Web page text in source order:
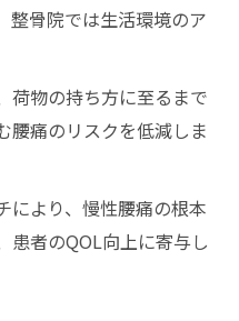
整骨院では生活環境のア
荷物の持ち方に至るまで
腰痛のリスクを低減しま
により、慢性腰痛の根本
患者のQOL向上に寄与し